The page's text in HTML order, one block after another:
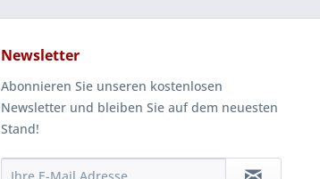
Newsletter
Abonnieren Sie unseren kostenlosen
Newsletter und bleiben Sie auf dem neuesten
Stand!